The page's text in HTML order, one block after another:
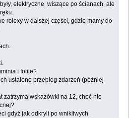
elektryczne, wiszące po ścianach, ale
rolexy w dalszej części, gdzie mamy do
i folije?
ustalono przebieg zdarzeń (później
zatrzyma wskazówki na 12, choć nie
gdyż jak odkryli po wnikliwych